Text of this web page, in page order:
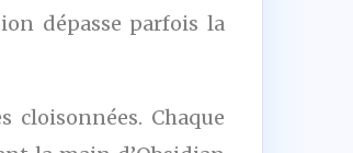
dépasse parfois la
Chaque